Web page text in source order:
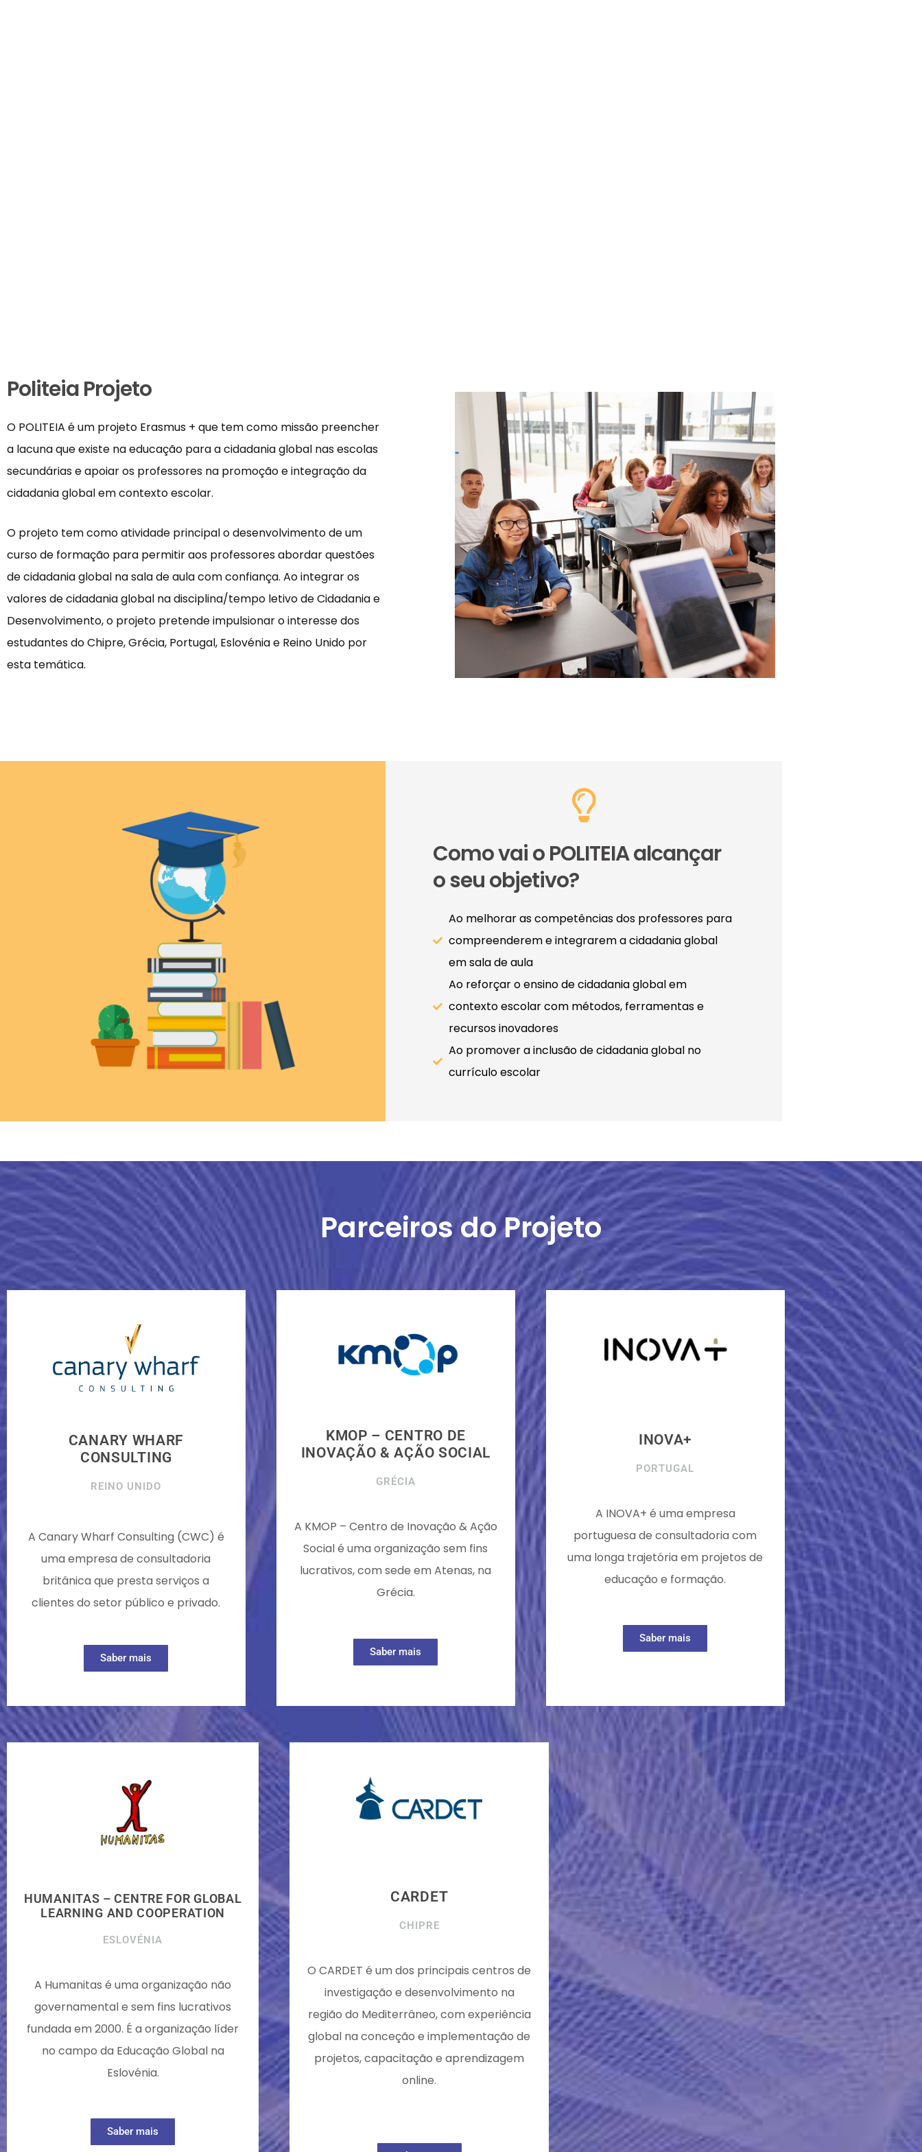
Politeia Projeto
O POLITEIA é um projeto Erasmus + que tem como missão preencher
a lacuna que existe na educação para a cidadania global nas escolas
secundárias e apoiar os professores na promoção e integração da
cidadania global em contexto escolar.
O projeto tem como atividade principal o desenvolvimento de um
curso de formação para permitir aos professores abordar questões
de cidadania global na sala de aula com confiança. Ao integrar os
valores de cidadania global na disciplina/tempo letivo de Cidadania e
Desenvolvimento, o projeto pretende impulsionar o interesse dos
estudantes do Chipre, Grécia, Portugal, Eslovénia e Reino Unido por
esta temática.
Como vai o POLITEIA alcançar
o seu objetivo?
Ao melhorar as competências dos professores para
compreenderem e integrarem a cidadania global
em sala de aula
Ao reforçar o ensino de cidadania global em
contexto escolar com métodos, ferramentas e
recursos inovadores
Ao promover a inclusão de cidadania global no
currículo escolar
Parceiros do Projeto
CANARY WHARF
CONSULTING
REINO UNIDO
A Canary Wharf Consulting (CWC) é
uma empresa de consultadoria
britânica que presta serviços a
clientes do setor público e privado.
Saber mais
KMOP – CENTRO DE
INOVAÇÃO & AÇÃO SOCIAL
GRÉCIA
A KMOP – Centro de Inovação & Ação
Social é uma organização sem fins
lucrativos, com sede em Atenas, na
Grécia.
Saber mais
INOVA+
PORTUGAL
A INOVA+ é uma empresa
portuguesa de consultadoria com
uma longa trajetória em projetos de
educação e formação.
Saber mais
HUMANITAS – CENTRE FOR GLOBAL
LEARNING AND COOPERATION
ESLOVÉNIA
A Humanitas é uma organização não
governamental e sem fins lucrativos
fundada em 2000. É a organização líder
no campo da Educação Global na
Eslovénia.
Saber mais
CARDET
CHIPRE
O CARDET é um dos principais centros de
investigação e desenvolvimento na
região do Mediterrâneo, com experiência
global na conceção e implementação de
projetos, capacitação e aprendizagem
online.